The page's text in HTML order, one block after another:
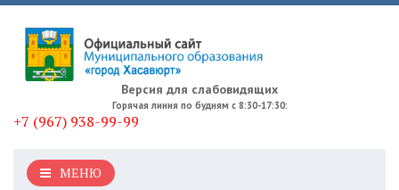
Версия для слабовидящих
Горячая линия по будням с 8:30-17:30:
+7 (967) 938-99-99
МЕНЮ